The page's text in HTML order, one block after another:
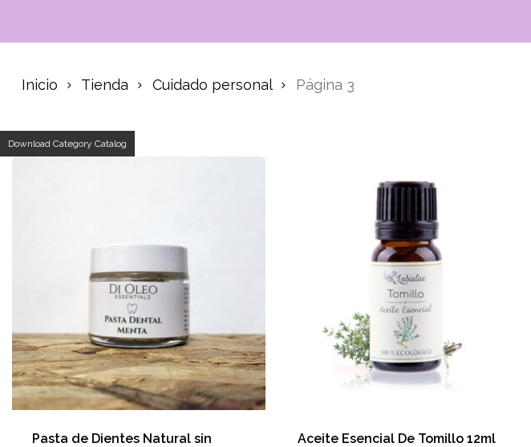
Hit enter to search or ESC to close
Inicio Tienda Cuidado personal Página 3
Download Category Catalog
Pasta de Dientes Natural sin
Aceite Esencial De Tomillo 12ml